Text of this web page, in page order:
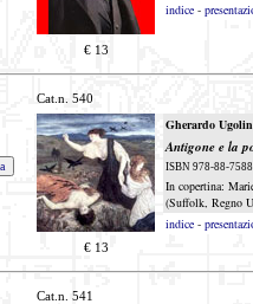
indice -
€ 13
Cat.n. 540
Gherardo
Antigone e la
ISBN 978-88-
In copertina:
(Suffolk, Regno
indice -
€ 13
Cat.n. 541